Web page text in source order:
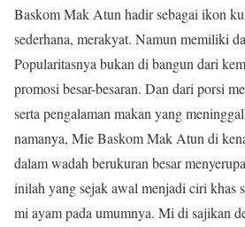
Baskom Mak Atun hadir sebagai ikon
sederhana, merakyat. Namun memiliki
Popularitasnya bukan di bangun dari
promosi besar-besaran. Dan dari porsi
serta pengalaman makan yang
namanya, Mie Baskom Mak Atun di
dalam wadah berukuran besar
inilah yang sejak awal menjadi ciri khas
mi ayam pada umumnya. Mi di sajikan